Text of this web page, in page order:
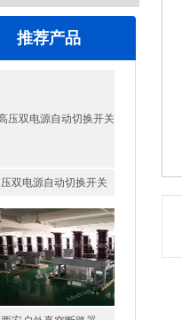
推荐产品
西安户外真空断路器